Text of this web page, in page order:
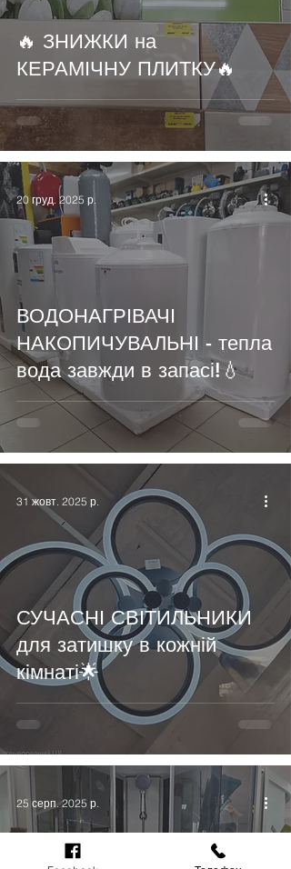
🔥 ЗНИЖКИ на
КЕРАМІЧНУ ПЛИТКУ🔥
ВОДОНАГРІВАЧІ
НАКОПИЧУВАЛЬНІ - тепла
вода завжди в запасі!💧
20 груд. 2025 р.
СУЧАСНІ СВІТИЛЬНИКИ
для затишку в кожній
кімнаті🌟
31 жовт. 2025 р.
25 серп. 2025 р.